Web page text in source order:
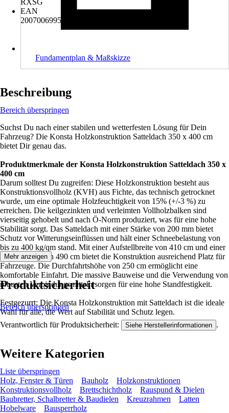
RXSG
EAN
2007006995468
Fundamentplan & Maßskizze
Beschreibung
Bereich überspringen
Suchst Du nach einer stabilen und wetterfesten Lösung für Dein
Fahrzeug? Die Konsta Holzkonstruktion Satteldach 350 x 400 cm
bietet Dir genau das.
Produktmerkmale der Konsta Holzkonstruktion Satteldach 350 x
400 cm
Darum solltest Du zugreifen: Diese Holzkonstruktion besteht aus
Konstruktionsvollholz (KVH) aus Fichte, das technisch getrocknet
wurde, um eine optimale Holzfeuchtigkeit von 15% (+/-3 %) zu
erreichen. Die keilgezinkten und verleimten Vollholzbalken sind
vierseitig gehobelt und nach Ö-Norm produziert, was für eine hohe
Stabilität sorgt. Das Satteldach mit einer Stärke von 200 mm bietet
Schutz vor Witterungseinflüssen und hält einer Schneebelastung von
bis zu 400 kg/qm stand. Mit einer Aufstellbreite von 410 cm und einer
Aufstelltiefe von 490 cm bietet die Konstruktion ausreichend Platz für
Fahrzeuge. Die Durchfahrtshöhe von 250 cm ermöglicht eine
komfortable Einfahrt. Die massive Bauweise und die Verwendung von
robusten Verbindungsmitteln sorgen für eine hohe Standfestigkeit.
Festgezurrt: Die Konsta Holzkonstruktion mit Satteldach ist die ideale
Wahl für alle, die Wert auf Stabilität und Schutz legen.
Mehr anzeigen
Produktsicherheit
Bereich überspringen
Verantwortlich für Produktsicherheit: Siehe Herstellerinformationen .
Weitere Kategorien
Liste überspringen
Holz, Fenster & Türen
Bauholz
Holzkonstruktionen
Konstruktionsvollholz
Brettschichtholz
Rauspund & Dielen
Baubretter, Schalbretter & Baudielen
Kreuzrahmen
Latten
Hobelware
Bausperrholz